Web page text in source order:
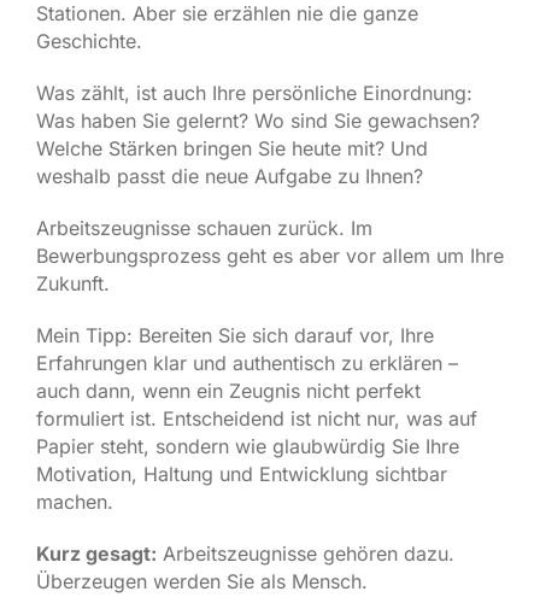
Stationen. Aber sie erzählen nie die ganze
Geschichte.
Was zählt, ist auch Ihre persönliche Einordnung:
Was haben Sie gelernt? Wo sind Sie gewachsen?
Welche Stärken bringen Sie heute mit? Und
weshalb passt die neue Aufgabe zu Ihnen?
Arbeitszeugnisse schauen zurück. Im
Bewerbungsprozess geht es aber vor allem um Ihre
Zukunft.
Mein Tipp: Bereiten Sie sich darauf vor, Ihre
Erfahrungen klar und authentisch zu erklären –
auch dann, wenn ein Zeugnis nicht perfekt
formuliert ist. Entscheidend ist nicht nur, was auf
Papier steht, sondern wie glaubwürdig Sie Ihre
Motivation, Haltung und Entwicklung sichtbar
machen.
Kurz gesagt: Arbeitszeugnisse gehören dazu.
Überzeugen werden Sie als Mensch.